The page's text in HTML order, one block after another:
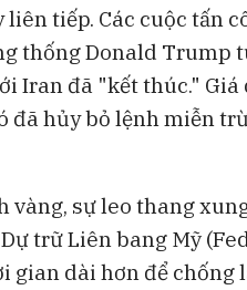
tiếp. Các cuộc tấn
thống Donald Trump
Iran đã "kết thúc." Giá
đã hủy bỏ lệnh miễn
vàng, sự leo thang
trữ Liên bang Mỹ
gian dài hơn để
Television
Uber: Chưa thấy người tiêu
thắt chặt chi tiêu